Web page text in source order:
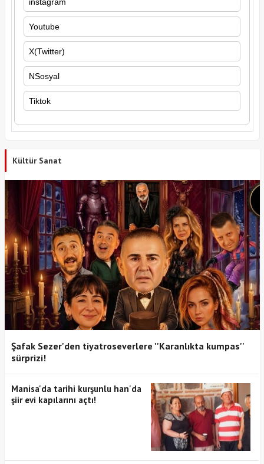
Youtube
X(Twitter)
NSosyal
Tiktok
Kültür Sanat
Şafak Sezer'den tiyatroseverlere ''Karanlıkta kumpas''
sürprizi!
Manisa'da tarihi kurşunlu han'da
şiir evi kapılarını açtı!